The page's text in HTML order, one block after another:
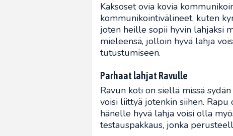
Kaksoset ovia kovia
kommunikointivälineet, kuten
joten heille sopii hyvin lahjaksi
mieleensä, jolloin hyvä lahja
tutustumiseen.
Parhaat lahjat Ravulle
Ravun koti on siellä missä
voisi liittyä jotenkin siihen.
hänelle hyvä lahja voisi olla
testauspakkaus, jonka